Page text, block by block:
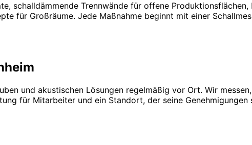
schalldämmende Trennwände für offene
für Großräume. Jede Maßnahme beginnt mit einer
und akustischen Lösungen regelmäßig vor Ort. Wir
für Mitarbeiter und ein Standort, der seine Genehmigungen